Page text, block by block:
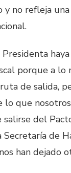
no refleja
porque a
de salida,
que
del
de
han dejado